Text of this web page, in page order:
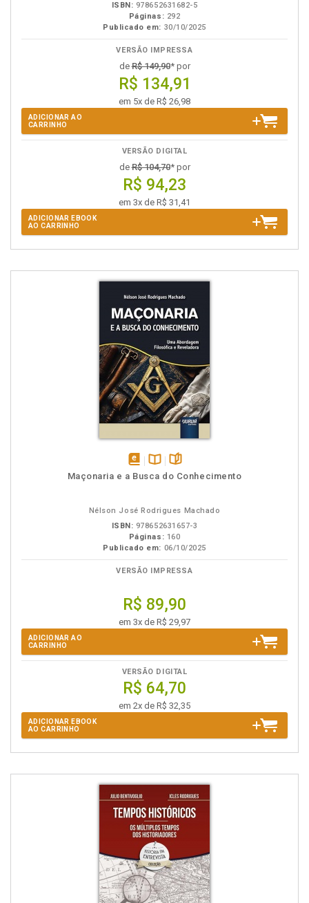
ISBN: 978652631682-5
Páginas: 292
Publicado em: 30/10/2025
VERSÃO IMPRESSA
deR$ 149,90* por
R$ 134,91
em 5x de R$ 26,98
ADICIONAR AO
CARRINHO
VERSÃO DIGITAL
deR$ 104,70* por
R$ 94,23
em 3x de R$ 31,41
ADICIONAR EBOOK
AO CARRINHO
disponívelDisponível
páginas
Maçonaria e a Busca do Conhecimento
Nélson José Rodrigues Machado
ISBN: 978652631657-3
Páginas: 160
Publicado em: 06/10/2025
VERSÃO IMPRESSA
R$ 89,90
em 3x de R$ 29,97
ADICIONAR AO
CARRINHO
VERSÃO DIGITAL
R$ 64,70
em 2x de R$ 32,35
ADICIONAR EBOOK
AO CARRINHO